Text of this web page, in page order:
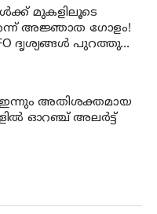
മുകളിലൂടെ
അജ്ഞാത ഗോളം!
ദൃശ്യങ്ങൾ പുറത്തുവിട്ട്
അതിശക്തമായ
ഓറഞ്ച് അലര്‍ട്ട്